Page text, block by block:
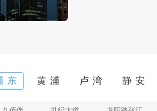
东 黄 浦 卢 湾 静 安